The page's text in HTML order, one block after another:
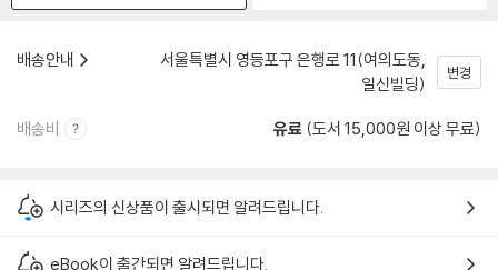
배송안내
서울특별시 영등포구 은행로 11(여의도동,
일신빌딩)
변경
배송비 유료 (도서 15,000원 이상 무료)
시리즈의 신상품이 출시되면 알려드립니다.
eBook이 출간되면 알려드립니다.